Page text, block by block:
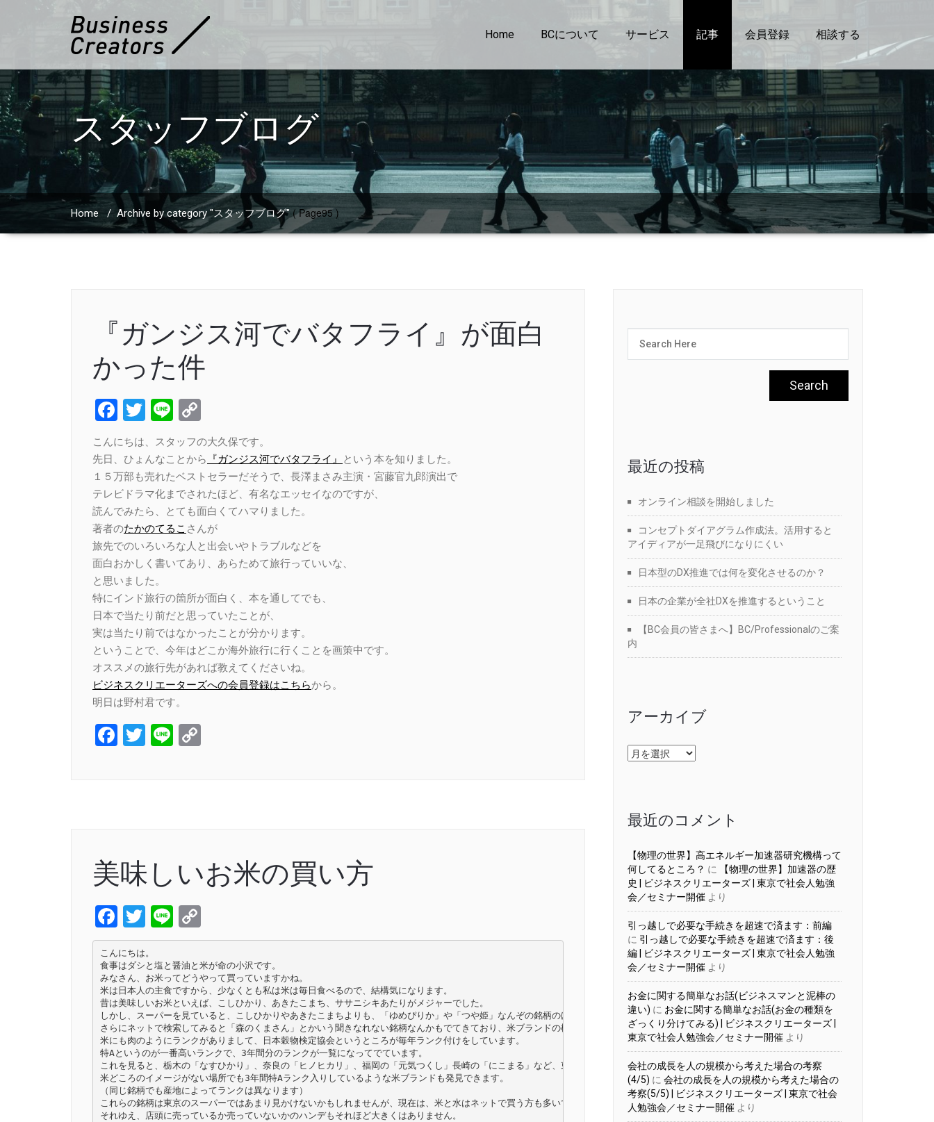
Home BCについて サービス 記事 会員登録 相談する
スタッフブログ
Home / Archive by category "スタッフブログ" ( Page95 )
『ガンジス河でバタフライ』が面白
かった件
Facebook
Twitter
Line
Link
こんにちは、スタッフの大久保です。
先日、ひょんなことから
『ガンジス河でバタフライ』
という本を知りました。
１５万部も売れたベストセラーだそうで、長澤まさみ主演・宮藤官九郎演出で
テレビドラマ化までされたほど、有名なエッセイなのですが、
読んでみたら、とても面白くてハマりました。
著者のたかのてるこ さんが
旅先でのいろいろな人と出会いやトラブルなどを
面白おかしく書いてあり、あらためて旅行っていいな、
と思いました。
特にインド旅行の箇所が面白く、本を通してでも、
日本で当たり前だと思っていたことが、
実は当たり前ではなかったことが分かります。
ということで、今年はどこか海外旅行に行くことを画策中です。
オススメの旅行先があれば教えてくださいね。
ビジネスクリエーターズへの会員登録はこちらから。
明日は野村君です。
Facebook
Twitter
Line
美味しいお米の買い方
Facebook
Twitter
Line
Link
こんにちは。
食事はダシと塩と醤油と米が命の小沢です。
みなさん、お米ってどうやって買っていますかね。
米は日本人の主食ですから、少なくとも私は米は毎日食べるので、結構気になります。
昔は美味しいお米といえば、こしひかり、あきたこまち、ササニシキあたりがメジャーでした。
しかし、スーパーを見ていると、こしひかりやあきたこまちよりも、「ゆめぴりか」や「つや姫」なんぞの銘柄のほうが単価が高いんですよね。
さらにネットで検索してみると「森のくまさん」とかいう聞きなれない銘柄なんかもでてきており、米ブランドの様子も大きく変わってきています。
米にも肉のようにランクがありまして、日本穀物検定協会というところが毎年ランク付けをしています。
特Aというのが一番高いランクで、3年間分のランクが一覧になってでています。
これを見ると、栃木の「なすひかり」、奈良の「ヒノヒカリ」、福岡の「元気つくし」長崎の「にこまる」など、東北や新潟など北の方だけでなく、
米どころのイメージがない場所でも3年間特Aランク入りしているような米ブランドも発見できます。
（同じ銘柄でも産地によってランクは異なります）
これらの銘柄は東京のスーパーではあまり見かけないかもしれませんが、現在は、米と水はネットで買う方も多いです。
それゆえ、店頭に売っているか売っていないかのハンデもそれほど大きくはありません。
最近の投稿
オンライン相談を開始しました
コンセプトダイアグラム作成法。活用すると
アイディアが一足飛びになりにくい
日本型のDX推進では何を変化させるのか？
日本の企業が全社DXを推進するということ
【BC会員の皆さまへ】BC/Professionalのご案
内
アーカイブ
ア
ー
最近のコメント
【物理の世界】高エネルギー加速器研究機構って
何してるところ？ に
【物理の世界】加速器の歴
史 | ビジネスクリエーターズ | 東京で社会人勉強
会／セミナー開催 より
引っ越しで必要な手続きを超速で済ます：前編
に 引っ越しで必要な手続きを超速で済ます：後
編 | ビジネスクリエーターズ | 東京で社会人勉強
会／セミナー開催 より
お金に関する簡単なお話(ビジネスマンと泥棒の
違い) に お金に関する簡単なお話(お金の種類を
ざっくり分けてみる) | ビジネスクリエーターズ |
東京で社会人勉強会／セミナー開催 より
会社の成長を人の規模から考えた場合の考察
(4/5) に 会社の成長を人の規模から考えた場合の
考察(5/5) | ビジネスクリエーターズ | 東京で社会
人勉強会／セミナー開催 より